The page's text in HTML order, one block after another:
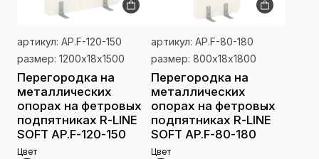
артикул: AP.F-120-150
размер: 1200х18х1500
Перегородка на
металлических
опорах на фетровых
подпятниках R-LINE
SOFT AP.F-120-150
Цвет
артикул: AP.F-80-180
размер: 800х18х1800
Перегородка на
металлических
опорах на фетровых
подпятниках R-LINE
SOFT AP.F-80-180
Цвет